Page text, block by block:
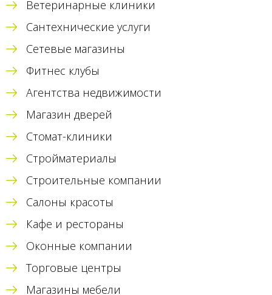
Ветеринарные клиники
Сантехнические услуги
Сетевые магазины
Фитнес клубы
Агентства недвижимости
Магазин дверей
Стомат-клиники
Стройматериалы
Строительные компании
Салоны красоты
Кафе и рестораны
Оконные компании
Торговые центры
Магазины мебели